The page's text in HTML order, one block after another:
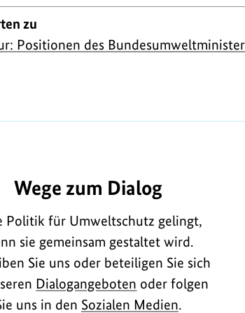
zu
Positionen des
Wege zum Dialog
Politik für Umweltschutz gelingt,
sie gemeinsam gestaltet wird.
Sie uns oder beteiligen Sie sich
Dialogangeboten oder folgen
uns in den Sozialen Medien.